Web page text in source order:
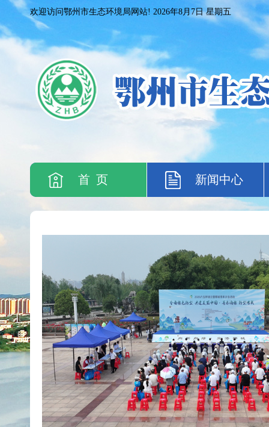
欢迎访问鄂州市生态环境局网站! 2026年8月7日 星期五
首 页 新闻中心